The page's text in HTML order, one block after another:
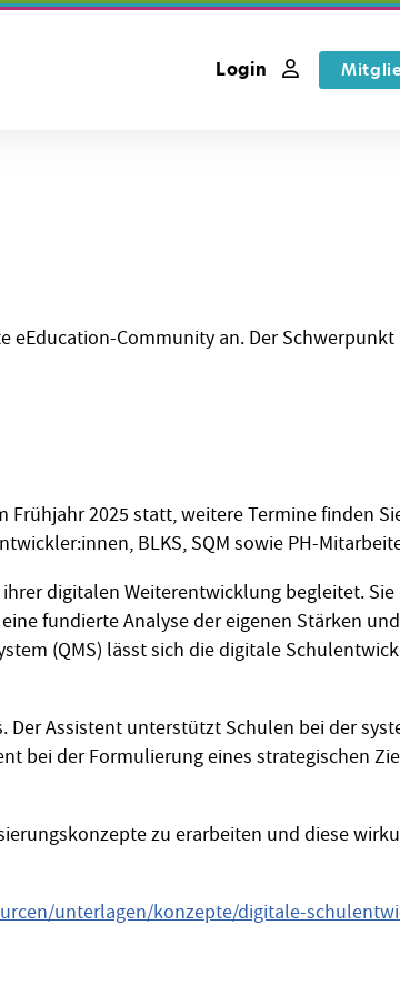
Login
Community an. Der
Frühjahr 2025 statt, weitere Termine finden
BLKS, SQM sowie PH-
digitalen Weiterentwicklung begleitet.
fundierte Analyse der eigenen Stärken und
(QMS) lässt sich die digitale
Assistent unterstützt Schulen bei der
bei der Formulierung eines strategischen
zu erarbeiten und diese
unterlagen/konzepte/digitale-